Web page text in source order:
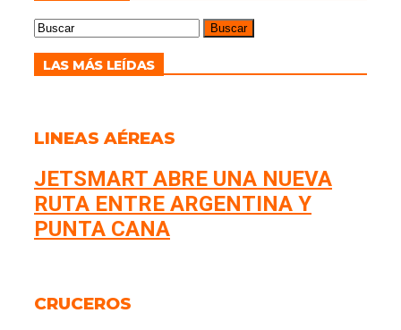
LAS MÁS LEÍDAS
LINEAS AÉREAS
JETSMART ABRE UNA NUEVA
RUTA ENTRE ARGENTINA Y
PUNTA CANA
CRUCEROS